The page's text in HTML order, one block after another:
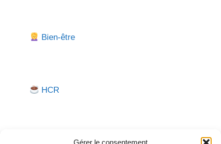
Gérer le consentement
Bien-être
HCR